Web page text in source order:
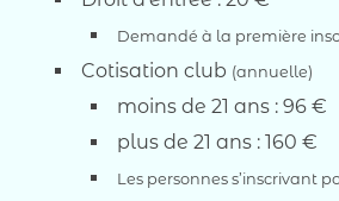
Demandé à la première
Cotisation club (annuelle)
moins de 21 ans : 96 €
plus de 21 ans : 160 €
Les personnes s’inscrivant